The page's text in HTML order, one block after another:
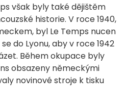
však byly také dějištěm
historie. V roce 1940,
byl Le Temps nucen
do Lyonu, aby v roce 1942
Během okupace byly
obsazeny německými
novinové stroje k tisku